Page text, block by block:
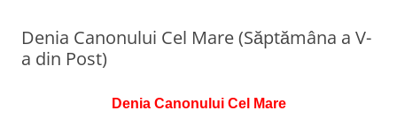
Denia Canonului Cel Mare (Săptămâna a V-
a din Post)
Denia Canonului Cel Mare